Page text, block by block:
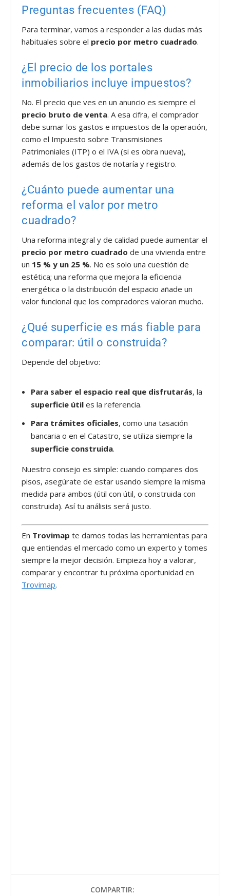
Preguntas frecuentes (FAQ)
Para terminar, vamos a responder a las dudas más
habituales sobre el precio por metro cuadrado.
¿El precio de los portales
inmobiliarios incluye impuestos?
No. El precio que ves en un anuncio es siempre el
precio bruto de venta. A esa cifra, el comprador
debe sumar los gastos e impuestos de la operación,
como el Impuesto sobre Transmisiones
Patrimoniales (ITP) o el IVA (si es obra nueva),
además de los gastos de notaría y registro.
¿Cuánto puede aumentar una
reforma el valor por metro
cuadrado?
Una reforma integral y de calidad puede aumentar el
precio por metro cuadrado de una vivienda entre
un 15 % y un 25 %. No es solo una cuestión de
estética; una reforma que mejora la eficiencia
energética o la distribución del espacio añade un
valor funcional que los compradores valoran mucho.
¿Qué superficie es más fiable para
comparar: útil o construida?
Depende del objetivo:
Para saber el espacio real que disfrutarás, la
superficie útiles la referencia.
Para trámites oficiales, como una tasación
bancaria o en el Catastro, se utiliza siempre la
superficie construida.
Nuestro consejo es simple: cuando compares dos
pisos, asegúrate de estar usando siempre la misma
medida para ambos (útil con útil, o construida con
construida). Así tu análisis será justo.
En Trovimap te damos todas las herramientas para
que entiendas el mercado como un experto y tomes
siempre la mejor decisión. Empieza hoy a valorar,
comparar y encontrar tu próxima oportunidad en
Trovimap.
COMPARTIR: